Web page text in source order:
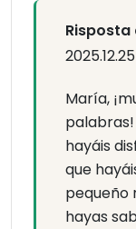
Risposta
2025.12.25
María,
hayáis
que
pequeño
hayas